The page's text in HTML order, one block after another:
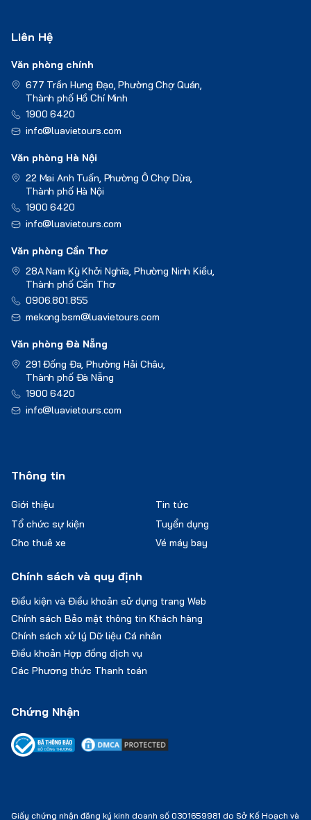
Chứng Nhận
Giấy chứng nhận đăng ký kinh doanh số 0301659981 do Sở Kế Hoạch và
Liên Hệ
Văn phòng chính
677 Trần Hưng Đạo, Phường Chợ Quán,
Thành phố Hồ Chí Minh
1900 6420
info@luavietours.com
Văn phòng Hà Nội
22 Mai Anh Tuấn, Phường Ô Chợ Dừa,
Thành phố Hà Nội
1900 6420
info@luavietours.com
Văn phòng Cần Thơ
28A Nam Kỳ Khởi Nghĩa, Phường Ninh Kiều,
Thành phố Cần Thơ
0906.801.855
mekong.bsm@luavietours.com
Văn phòng Đà Nẵng
291 Đống Đa, Phường Hải Châu,
Thành phố Đà Nẵng
1900 6420
info@luavietours.com
Thông tin
Giới thiệu
Tổ chức sự kiện
Cho thuê xe
Vé máy bay
Tin tức
Tuyển dụng
Chính sách và quy định
Điều kiện và Điều khoản sử dụng trang Web
Chính sách Bảo mật thông tin Khách hàng
Chính sách xử lý Dữ liệu Cá nhân
Điều khoản Hợp đồng dịch vụ
Các Phương thức Thanh toán